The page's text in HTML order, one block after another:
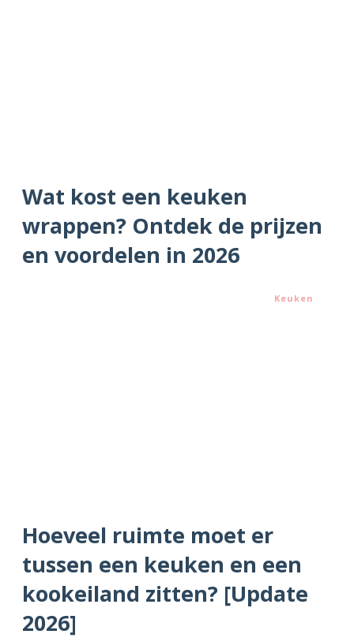
Wat kost een keuken
wrappen? Ontdek de prijzen
en voordelen in 2026
Keuken
Hoeveel ruimte moet er
tussen een keuken en een
kookeiland zitten? [Update
2026]